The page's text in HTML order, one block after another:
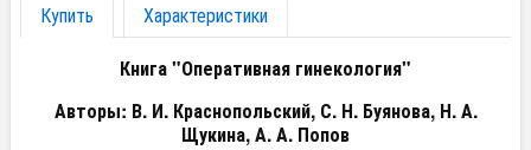
Купить
Характеристики
Книга "Оперативная гинекология"
Авторы: В. И. Краснопольский, С. Н. Буянова, Н. А.
Щукина, А. А. Попов